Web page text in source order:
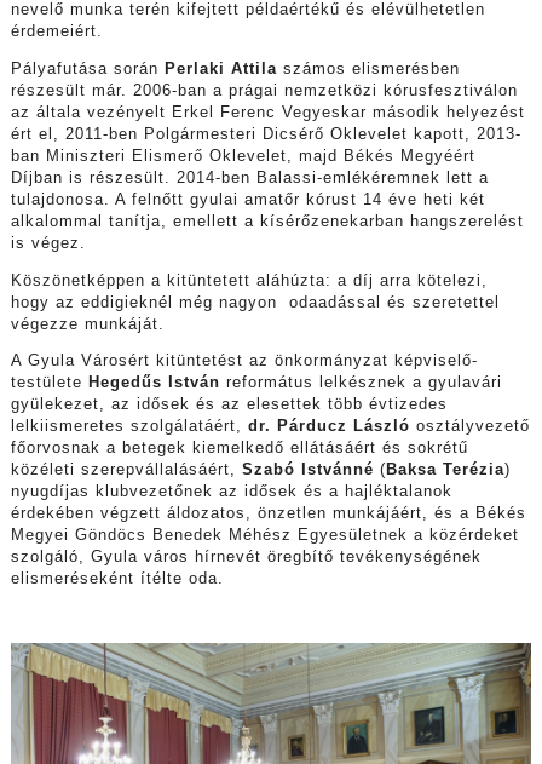
nevelő munka terén kifejtett példaértékű és elévülhetetlen
érdemeiért.
Pályafutása során Perlaki Attilaszámos elismerésben
részesült már. 2006-ban a prágai nemzetközi kórusfesztiválon
az általa vezényelt Erkel Ferenc Vegyeskar második helyezést
ért el, 2011-ben Polgármesteri Dicsérő Oklevelet kapott, 2013-
ban Miniszteri Elismerő Oklevelet, majd Békés Megyéért
Díjban is részesült. 2014-ben Balassi-emlékéremnek lett a
tulajdonosa. A felnőtt gyulai amatőr kórust 14 éve heti két
alkalommal tanítja, emellett a kísérőzenekarban hangszerelést
is végez.
Köszönetképpen a kitüntetett aláhúzta: a díj arra kötelezi,
hogy az eddigieknél még nagyon odaadással és szeretettel
végezze munkáját.
A Gyula Városért kitüntetést az önkormányzat képviselő-
testülete Hegedűs István református lelkésznek a gyulavári
gyülekezet, az idősek és az elesettek több évtizedes
lelkiismeretes szolgálatáért, dr. Párducz László osztályvezető
főorvosnak a betegek kiemelkedő ellátásáért és sokrétű
közéleti szerepvállalásáért, Szabó Istvánné ( Baksa Terézia)
nyugdíjas klubvezetőnek az idősek és a hajléktalanok
érdekében végzett áldozatos, önzetlen munkájáért, és a Békés
Megyei Göndöcs Benedek Méhész Egyesületnek a közérdeket
szolgáló, Gyula város hírnevét öregbítő tevékenységének
elismeréseként ítélte oda.